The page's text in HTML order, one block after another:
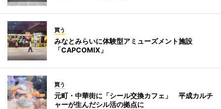
買う
みなとみらいに体験型アミューズメント施設
「CAPCOMIX」
買う
元町・中華街に「シール交換カフェ」 平成カルチ
ャーが生んだシル活の拠点に